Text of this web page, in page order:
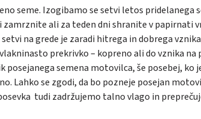
seme. Izogibamo se setvi letos pridelanega
zamrznite ali za teden dni shranite v papirnati
na grede je zaradi hitrega in dobrega
prekrivko – kopreno ali do vznika na
semena motovilca, še posebej, ko
Lahko se zgodi, da bo pozneje posejan
tudi zadržujemo talno vlago in